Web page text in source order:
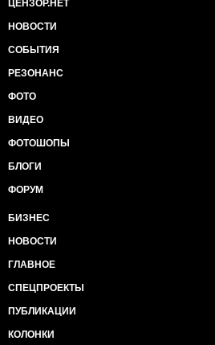
ЦЕНЗОР.НЕТ
НОВОСТИ
СОБЫТИЯ
РЕЗОНАНС
ФОТО
ВИДЕО
ФОТОШОПЫ
БЛОГИ
ФОРУМ
БИЗНЕС
НОВОСТИ
ГЛАВНОЕ
СПЕЦПРОЕКТЫ
ПУБЛИКАЦИИ
КОЛОНКИ